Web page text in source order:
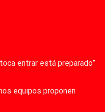
entrar está preparado”
equipos proponen